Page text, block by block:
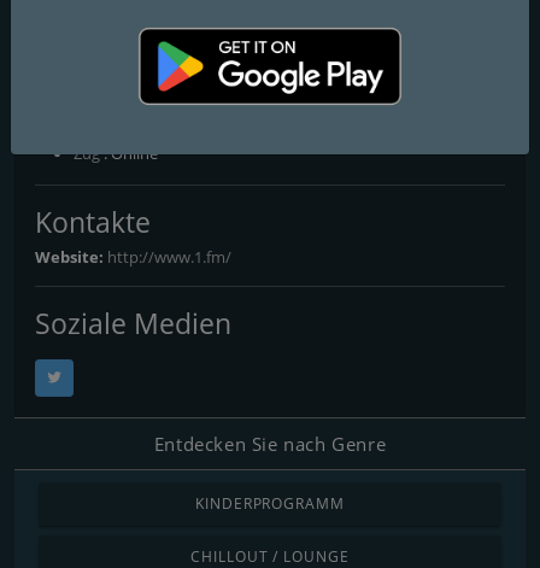
Free Online Radio - The Music Starts Here
FM-Frequenzen
Zug: Online
Kontakte
Website: http://www.1.fm/
Soziale Medien
Entdecken Sie nach Genre
KINDERPROGRAMM
CHILLOUT / LOUNGE